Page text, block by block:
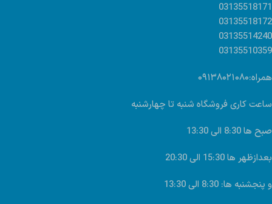
03135518171
03135518172
03135514240
03135510359
همراه:۰۹۱۳۸۰۲۱۰۸۰
ساعت کاری فروشگاه شنبه تا چهارشنبه
صبح ها 8:30 الی 13:30
بعدازظهر ها 15:30 الی 20:30
و پنجشنبه ها: 8:30 الی 13:30